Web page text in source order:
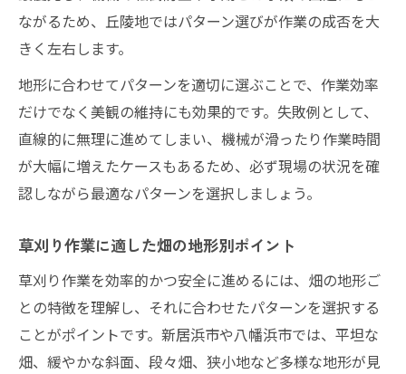
草刈りの安全確保とパターンの選び方
急傾斜地に強い草刈りパターン活用術
草刈りで斜面作業を効率化する注意点
安全性に配慮した草刈りの進め方を解説
草刈り作業時の安全確保ポイントまとめ
草刈りで事故防止に役立つパターン選定
草刈りパターンごとの安全面と注意事項
草刈りの危険回避策と作業工程の工夫
草刈りなら直線・曲線・ジグザグを使い分け
草刈りの基本は直線と曲線パターン活用
草刈りでジグザグパターンが便利な理由
ながるため、丘陵地ではパターン選びが作業の成否を大
きく左右します。
地形に合わせてパターンを適切に選ぶことで、作業効率
だけでなく美観の維持にも効果的です。失敗例として、
直線的に無理に進めてしまい、機械が滑ったり作業時間
が大幅に増えたケースもあるため、必ず現場の状況を確
認しながら最適なパターンを選択しましょう。
草刈り作業に適した畑の地形別ポイント
草刈り作業を効率的かつ安全に進めるには、畑の地形ご
との特徴を理解し、それに合わせたパターンを選択する
ことがポイントです。新居浜市や八幡浜市では、平坦な
畑、緩やかな斜面、段々畑、狭小地など多様な地形が見